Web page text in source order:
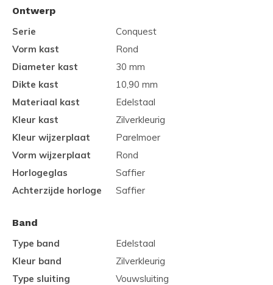
Ontwerp
Serie
Conquest
Vorm kast
Rond
Diameter kast
30 mm
Dikte kast
10,90 mm
Materiaal kast
Edelstaal
Kleur kast
Zilverkleurig
Kleur wijzerplaat
Parelmoer
Vorm wijzerplaat
Rond
Horlogeglas
Saffier
Achterzijde horloge
Saffier
Band
Type band
Edelstaal
Kleur band
Zilverkleurig
Type sluiting
Vouwsluiting